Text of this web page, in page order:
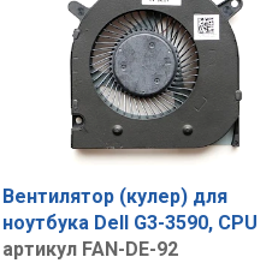
Вентилятор (кулер) для
ноутбука Dell G3-3590, CPU
артикул FAN-DE-92